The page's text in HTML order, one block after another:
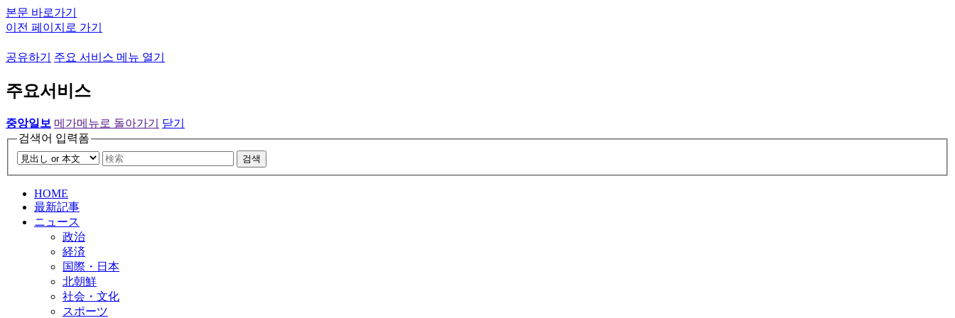
본문 바로가기
이전 페이지로 가기
공유하기 주요 서비스 메뉴 열기
주요서비스
중앙일보 메가메뉴로 돌아가기
닫기
검색어 입력폼
검색
HOME
最新記事
ニュース
政治
経済
国際・日本
北朝鮮
社会・文化
スポーツ